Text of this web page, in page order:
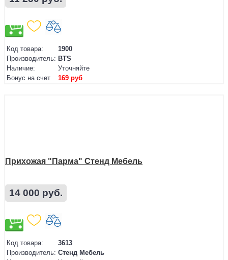
Код товара:
1900
Производитель: BTS
Наличие:
Уточняйте
Бонус на счет
169 руб
Прихожая "Парма" Стенд Мебель
14 000 руб.
Код товара:
3613
Производитель: Стенд Мебель